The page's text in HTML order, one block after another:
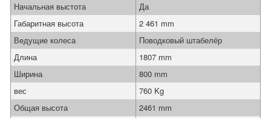
Начальная выстота
Да
Габаритная высота
2 461 mm
Ведущие колеса
Поводковый штабелёр
Длина
1807 mm
Ширина
800 mm
вес
760 Kg
Общая высота
2461 mm